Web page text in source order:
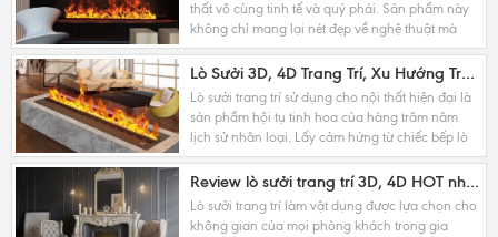
thất vô cùng tinh tế và quý phái. Sản phẩm này
không chỉ mang lại nét đẹp về nghệ thuật mà
còn là vật phong thủy đặc biệt may mắn cho...
Lò Sưởi 3D, 4D Trang Trí, Xu Hướng Trang Trí Nội Thất Độc Đáo, Ấn Tượng
Lò sưởi trang trí sử dụng cho nội thất hiện đại là
sản phẩm hội tụ tinh hoa của hàng trăm năm
lịch sử nhân loại. Lấy cảm hứng từ chiếc bếp lò
đầu tiên đến chiếc máy sưởi điện hiện...
Review lò sưởi trang trí 3D, 4D HOT nhất hiện nay trên thị trường
Lò sưởi trang trí làm vật dụng được lựa chọn cho
không gian của mọi phòng khách trong gia